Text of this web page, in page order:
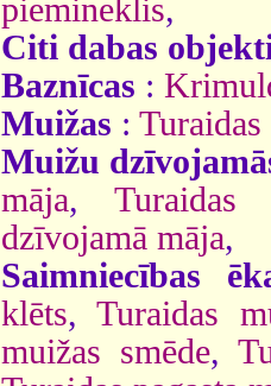
piemineklis,
Citi dabas
Baznīcas :
Muižas :
Muižu
māja,Turaidas
dzīvojamā māja,
Saimniecības
klēts,Turaidas
muižas smēde,